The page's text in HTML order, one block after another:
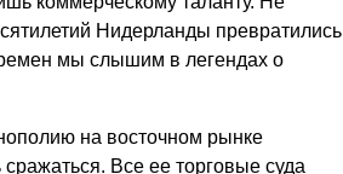
Нидерланды превратились
мы слышим в легендах о
на восточном рынке
Все ее торговые суда